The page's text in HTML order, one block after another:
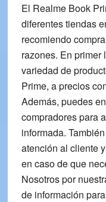
El Realme Book
diferentes tiendas
recomiendo
razones. En primer
variedad de
Prime, a precios
Además, puedes
compradores para
informada.
atención al cliente
en caso de que
Nosotros por
de información